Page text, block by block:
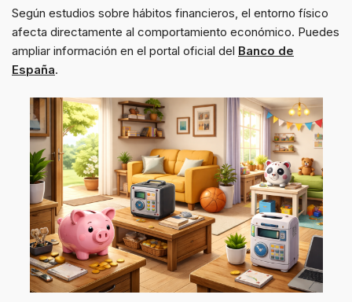
Según estudios sobre hábitos financieros, el entorno físico
afecta directamente al comportamiento económico. Puedes
ampliar información en el portal oficial del Banco de
España.